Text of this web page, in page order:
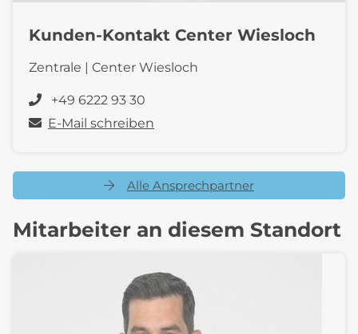
Kunden-Kontakt Center Wiesloch
Zentrale | Center Wiesloch
+49 6222 93 30
E-Mail schreiben
Alle Ansprechpartner
Mitarbeiter an diesem Standort